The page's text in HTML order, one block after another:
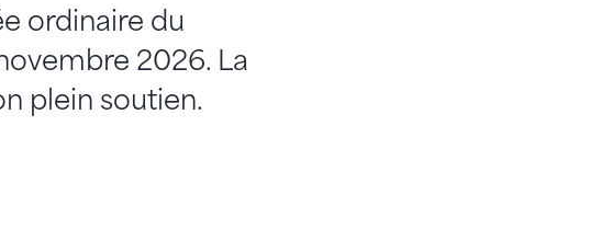
ordinaire du
2026. La
plein soutien.